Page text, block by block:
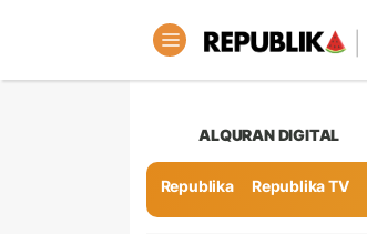
ALQURAN DIGITAL
Republika Republika TV